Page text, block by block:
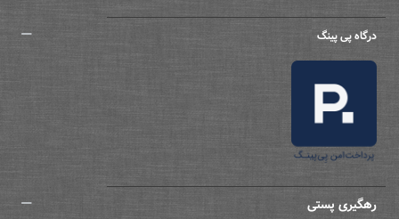
درگاه پی پینگ
رهگیری پستی